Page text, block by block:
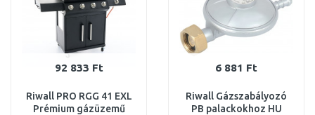
92 833 Ft
Riwall PRO RGG 41 EXL
Prémium gázüzemű
6 881 Ft
Riwall Gázszabályozó
PB palackokhoz HU